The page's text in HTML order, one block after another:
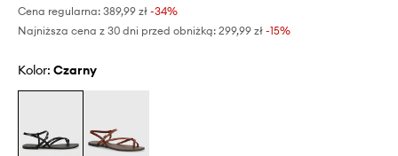
Cena regularna: 389,99 zł -34%
Najniższa cena z 30 dni przed obniżką: 299,99 zł -15%
Kolor: czarny